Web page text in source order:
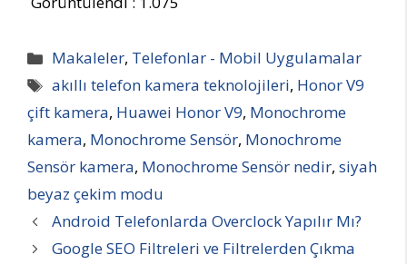
Kategoriler
Makaleler, Telefonlar - Mobil Uygulamalar
Etiketler
akıllı telefon kamera teknolojileri, Honor V9
çift kamera, Huawei Honor V9, Monochrome
kamera, Monochrome Sensör, Monochrome
Sensör kamera, Monochrome Sensör nedir, siyah
beyaz çekim modu
Android Telefonlarda Overclock Yapılır Mı?
Google SEO Filtreleri ve Filtrelerden Çıkma